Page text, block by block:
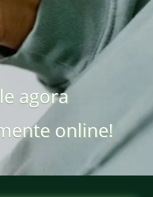
agora
online!